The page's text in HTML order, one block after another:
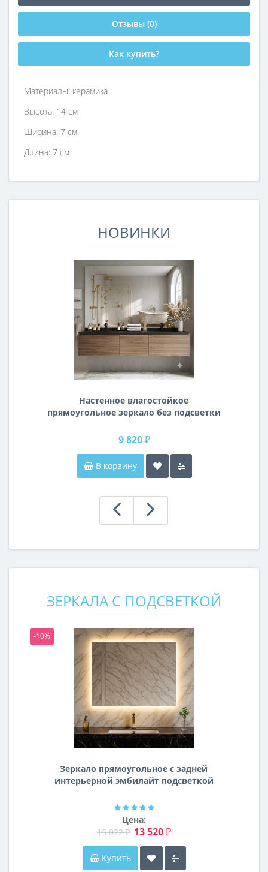
Отзывы (0)
Как купить?
Материалы: керамика
Высота: 14 см
Ширина: 7 см
Длина: 7 см
НОВИНКИ
Настенное влагостойкое
прямоугольное зеркало без подсветки
9 820 ₽
В корзину
ЗЕРКАЛА С ПОДСВЕТКОЙ
-10%
Зеркало прямоугольное с задней
интерьерной эмбилайт подсветкой
Цена:
15 022 ₽ 13 520 ₽
Купить